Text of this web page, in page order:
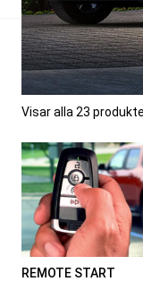
FRAMDÖRRAR
Artikelnr:RA0109
808kr
Välj
Start >Tillbehör
Filter
Visar alla 23
REMOTE START